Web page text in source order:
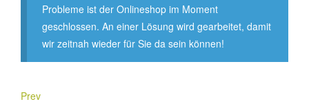
Probleme ist der Onlineshop im Moment
geschlossen. An einer Lösung wird gearbeitet, damit
wir zeitnah wieder für Sie da sein können!
Prev